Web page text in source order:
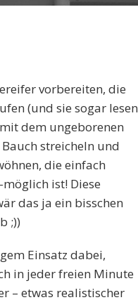
vorbereiten, die
(und sie sogar lesen
dem ungeborenen
streicheln und
die einfach
ist! Diese
das ja ein bisschen
;))
Einsatz dabei,
in jeder freien Minute
– etwas realistischer